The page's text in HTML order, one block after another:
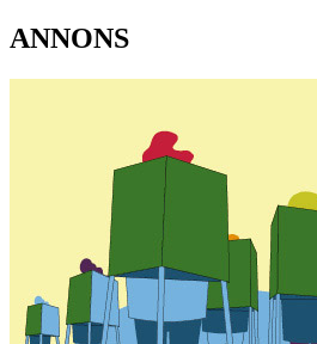
ANNONS